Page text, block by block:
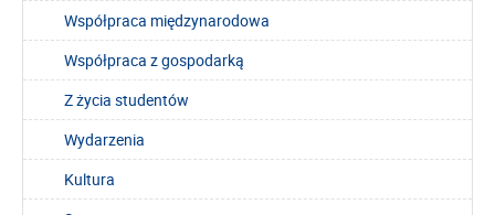
Współpraca międzynarodowa
Współpraca z gospodarką
Z życia studentów
Wydarzenia
Kultura